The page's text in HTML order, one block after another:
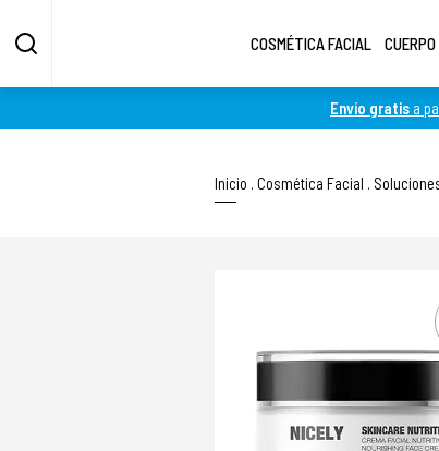
Envío gratis a
COSMÉTICA FACIAL CUERPO
Inicio Cosmética Facial